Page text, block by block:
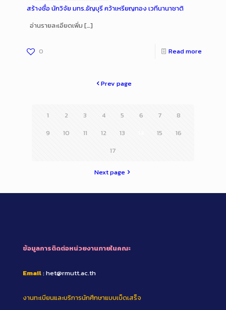
สร้างชื่อ นักวิจัย มทร.ธัญบุรี คว้าเหรียญทอง เวทีนานาชาติ
อ่านรายละเอียดเพิ่ม […]
0 Read more
Prev page
1 2 3 4 5 6 7
8
9
10 11 12 13 15
16
17
Next page
ข้อมูลการติดต่อหน่วยงานภายในคณะ
Email: het@rmutt.ac.th
งานทะเบียนและบริการนักศึกษาแบบเบ็ดเสร็จ